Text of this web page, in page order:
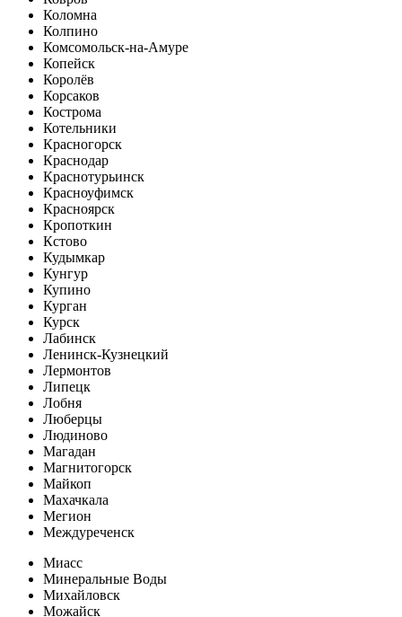
Коломна
Колпино
Комсомольск-на-Амуре
Копейск
Королёв
Корсаков
Кострома
Котельники
Красногорск
Краснодар
Краснотурьинск
Красноуфимск
Красноярск
Кропоткин
Кстово
Кудымкар
Кунгур
Купино
Курган
Курск
Лабинск
Ленинск-Кузнецкий
Лермонтов
Липецк
Лобня
Люберцы
Людиново
Магадан
Магнитогорск
Майкоп
Махачкала
Мегион
Междуреченск
Миасс
Минеральные Воды
Михайловск
Можайск